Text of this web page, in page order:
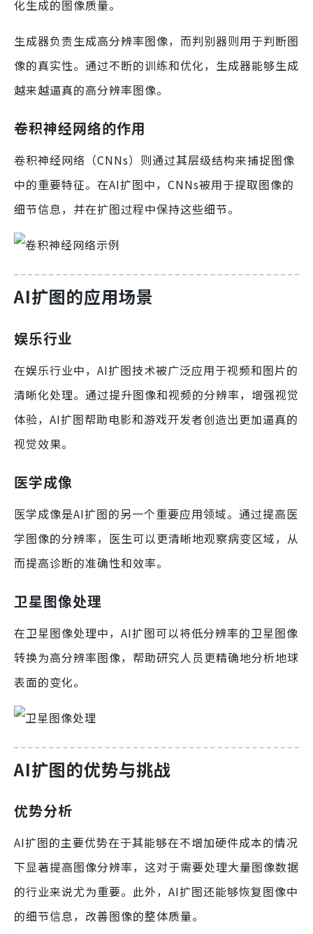
化生成的图像质量。
生成器负责生成高分辨率图像，而判别器则用于判断图
像的真实性。通过不断的训练和优化，生成器能够生成
越来越逼真的高分辨率图像。
卷积神经网络的作用
卷积神经网络（CNNs）则通过其层级结构来捕捉图像
中的重要特征。在AI扩图中，CNNs被用于提取图像的
细节信息，并在扩图过程中保持这些细节。
AI扩图的应用场景
娱乐行业
在娱乐行业中，AI扩图技术被广泛应用于视频和图片的
清晰化处理。通过提升图像和视频的分辨率，增强视觉
体验，AI扩图帮助电影和游戏开发者创造出更加逼真的
视觉效果。
医学成像
医学成像是AI扩图的另一个重要应用领域。通过提高医
学图像的分辨率，医生可以更清晰地观察病变区域，从
而提高诊断的准确性和效率。
卫星图像处理
在卫星图像处理中，AI扩图可以将低分辨率的卫星图像
转换为高分辨率图像，帮助研究人员更精确地分析地球
表面的变化。
AI扩图的优势与挑战
优势分析
AI扩图的主要优势在于其能够在不增加硬件成本的情况
下显著提高图像分辨率，这对于需要处理大量图像数据
的行业来说尤为重要。此外，AI扩图还能够恢复图像中
的细节信息，改善图像的整体质量。